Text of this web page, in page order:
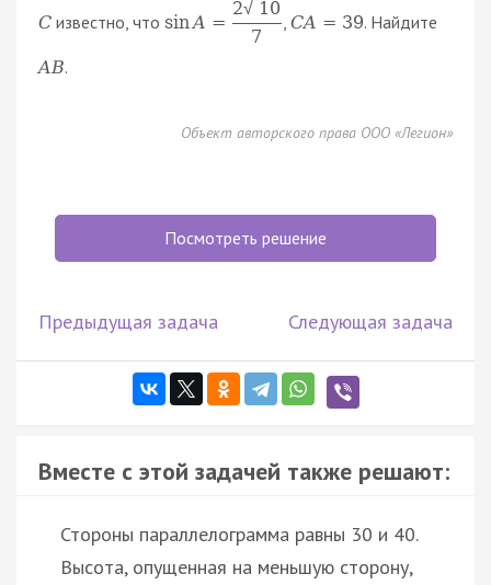
C известно, что sin A =
2√ 10
7
CA = 39. Найдите
AB.
Объект авторского права ООО «Легион»
Посмотреть решение
Предыдущая задача Следующая задача
Вместе с этой задачей также решают:
Стороны параллелограмма равны 30 и 40.
Высота, опущенная на меньшую сторону,